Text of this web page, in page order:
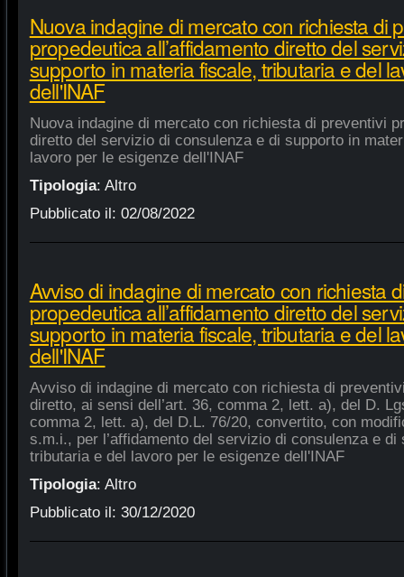
Nuova indagine di mercato con richiesta di
propedeutica all’affidamento diretto del
supporto in materia fiscale, tributaria e del
dell'INAF
Nuova indagine di mercato con richiesta di preventivi
diretto del servizio di consulenza e di supporto in
lavoro per le esigenze dell'INAF
Tipologia: Altro
Pubblicato il: 02/08/2022
Avviso di indagine di mercato con richiesta
propedeutica all’affidamento diretto del
supporto in materia fiscale, tributaria e del
dell'INAF
Avviso di indagine di mercato con richiesta di
diretto, ai sensi dell’art. 36, comma 2, lett. a), del D.
comma 2, lett. a), del D.L. 76/20, convertito, con
s.m.i., per l’affidamento del servizio di consulenza e
tributaria e del lavoro per le esigenze dell'INAF
Tipologia: Altro
Pubblicato il: 30/12/2020